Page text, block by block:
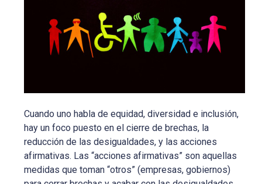
Cuando uno habla de equidad, diversidad e inclusión,
hay un foco puesto en el cierre de brechas, la
reducción de las desigualdades, y las acciones
afirmativas. Las “acciones afirmativas” son aquellas
medidas que toman “otros” (empresas, gobiernos)